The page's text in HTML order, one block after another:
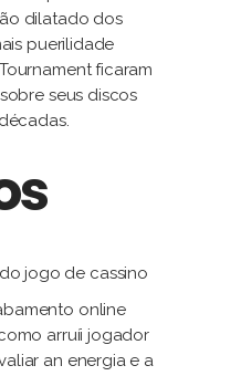
dilatado dos
puerilidade
ficaram
seus discos
online
arruíi jogador
an energia e a